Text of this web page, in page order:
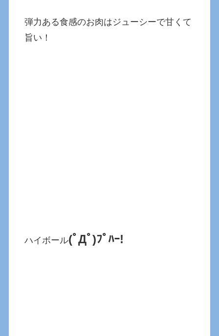
弾力ある食感のお肉はジューシーで甘くて
旨い！
ハイボール(ﾟДﾟ)ﾌﾟﾊｰ!